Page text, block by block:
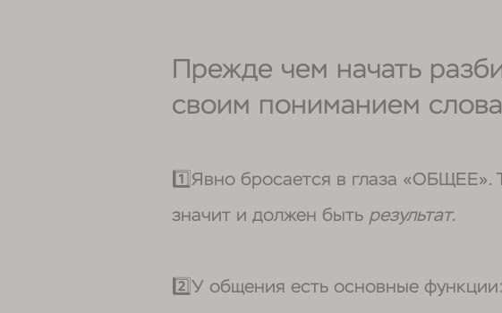
Прежде чем начать
своим пониманием слова
1️⃣Явно бросается в глаза «ОБЩЕЕ».
значит и должен быть результат.
2️⃣У общения есть основные функции: